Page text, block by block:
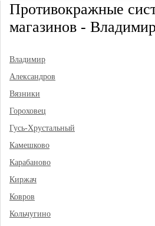
Противокражные
магазинов -
Владимир
Александров
Вязники
Гороховец
Гусь-Хрустальный
Камешково
Карабаново
Киржач
Ковров
Кольчугино